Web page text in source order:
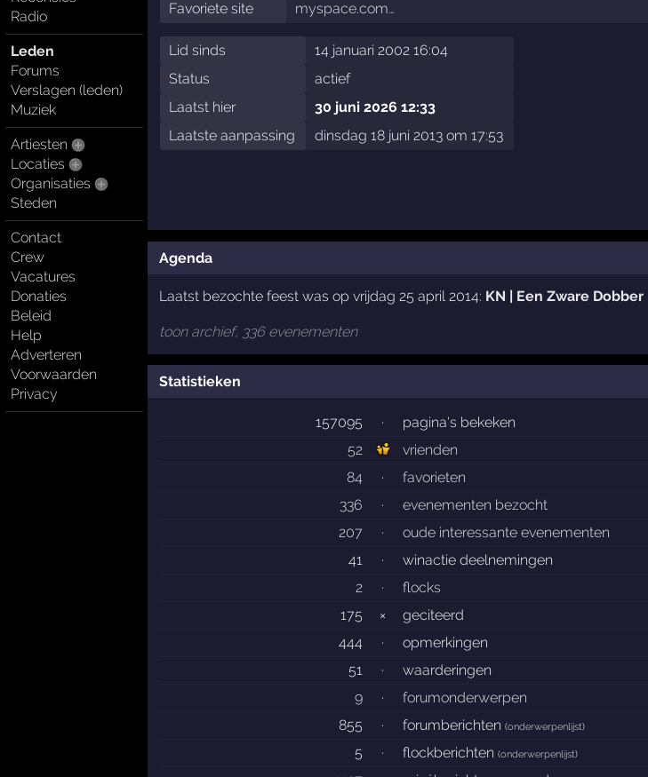
Radio
Leden
Forums
Verslagen (leden)
Muziek
Artiesten
Locaties
Organisaties
Steden
Contact
Crew
Vacatures
Donaties
Beleid
Help
Adverteren
Voorwaarden
Privacy
Favoriete site
myspace.com…
Lid sinds
14 januari 2002 16:04
Status
actief
Laatst hier
30 juni 2026 12:33
Laatste aanpassing
dinsdag 18 juni 2013 om 17:53
Agenda
Laatst bezochte feest was op vrijdag 25 april 2014: KN | Een Zware Dobber
toon archief, 336 evenementen
Statistieken
157095 ·
pagina's bekeken
52
vrienden
84
·
favorieten
336
·
evenementen bezocht
207
·
oude interessante evenementen
41
·
winactie deelnemingen
2
·
flocks
175
×
geciteerd
444
·
opmerkingen
51
·
waarderingen
9
·
forumonderwerpen
855
· forumberichten(onderwerpenlijst)
5 · flockberichten(onderwerpenlijst)